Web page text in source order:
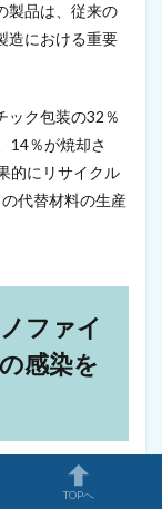
製品は、従来の
造における重要
ック包装の32％
14％が焼却さ
的にリサイクル
代替材料の生産
ファイ
感染を
発生し、安
TOPへ